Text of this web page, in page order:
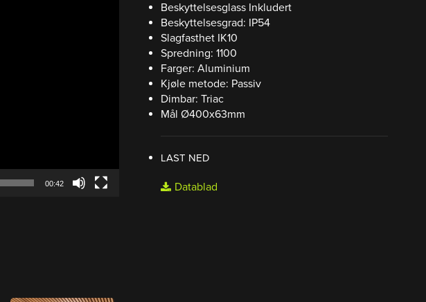
00:42
Beskyttelsesglass Inkludert
Beskyttelsesgrad: IP54
Slagfasthet IK10
Spredning: 1100
Farger: Aluminium
Kjøle metode: Passiv
Dimbar: Triac
Mål Ø400x63mm
LAST NED
Datablad